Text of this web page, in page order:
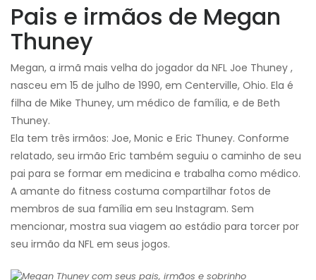
Pais e irmãos de Megan
Thuney
Megan, a irmã mais velha do jogador da NFL Joe Thuney ,
nasceu em 15 de julho de 1990, em Centerville, Ohio. Ela é
filha de Mike Thuney, um médico de família, e de Beth
Thuney.
Ela tem três irmãos: Joe, Monic e Eric Thuney. Conforme
relatado, seu irmão Eric também seguiu o caminho de seu
pai para se formar em medicina e trabalha como médico.
A amante do fitness costuma compartilhar fotos de
membros de sua família em seu Instagram. Sem
mencionar, mostra sua viagem ao estádio para torcer por
seu irmão da NFL em seus jogos.